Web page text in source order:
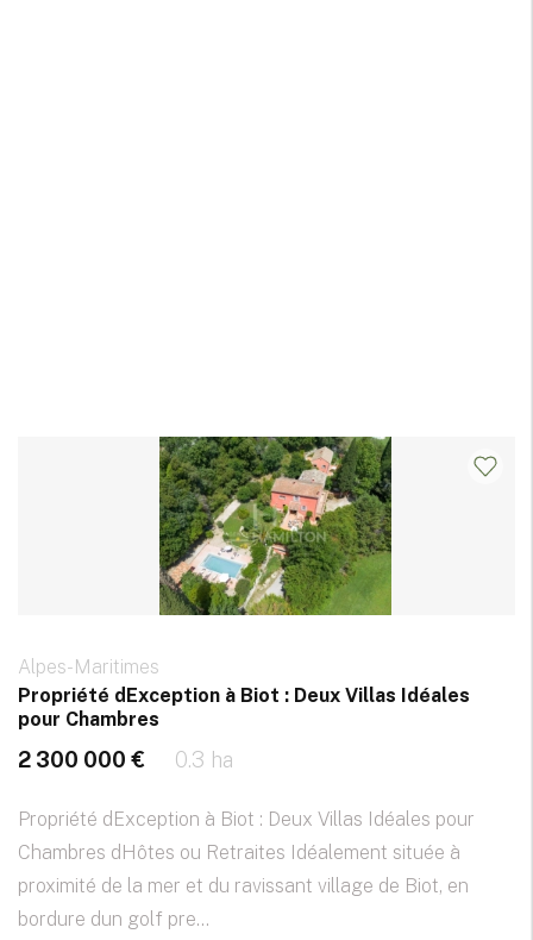
Alpes-Maritimes
Propriété dException à Biot : Deux Villas Idéales
pour Chambres
2 300 000 € 0.3 ha
Propriété dException à Biot : Deux Villas Idéales pour
Chambres dHôtes ou Retraites Idéalement située à
proximité de la mer et du ravissant village de Biot, en
bordure dun golf pre...